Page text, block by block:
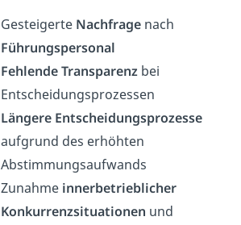
Gesteigerte Nachfragenach
Führungspersonal
Fehlende Transparenzbei
Entscheidungsprozessen
Längere Entscheidungsprozesse
aufgrund des erhöhten
Abstimmungsaufwands
Zunahme innerbetrieblicher
Konkurrenzsituationen und